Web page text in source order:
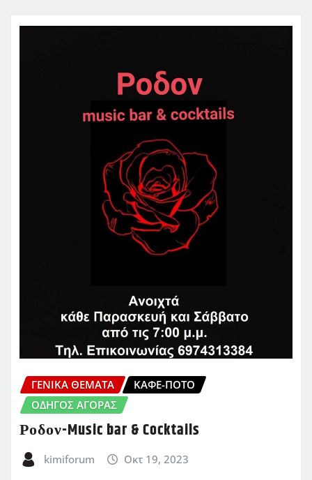
ΓΕΝΙΚΑ ΘΕΜΑΤΑ
ΚΑΦΈ-ΠΟΤΌ
ΟΔΗΓΌΣ ΑΓΟΡΆΣ
Ροδον-Music bar & Cocktails
kimiforum Οκτ 19, 2023